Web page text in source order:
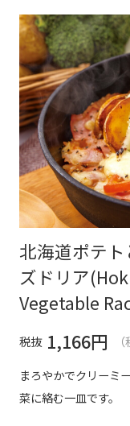
北海道ポテ
ズドリア
Vegetable
税抜 1,166円
まろやかでクリーミ
菜に絡む一皿です。